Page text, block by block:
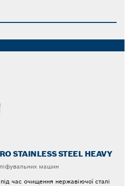
STAINLESS STEEL HEAVY
машин
час очищення нержавіючої сталі